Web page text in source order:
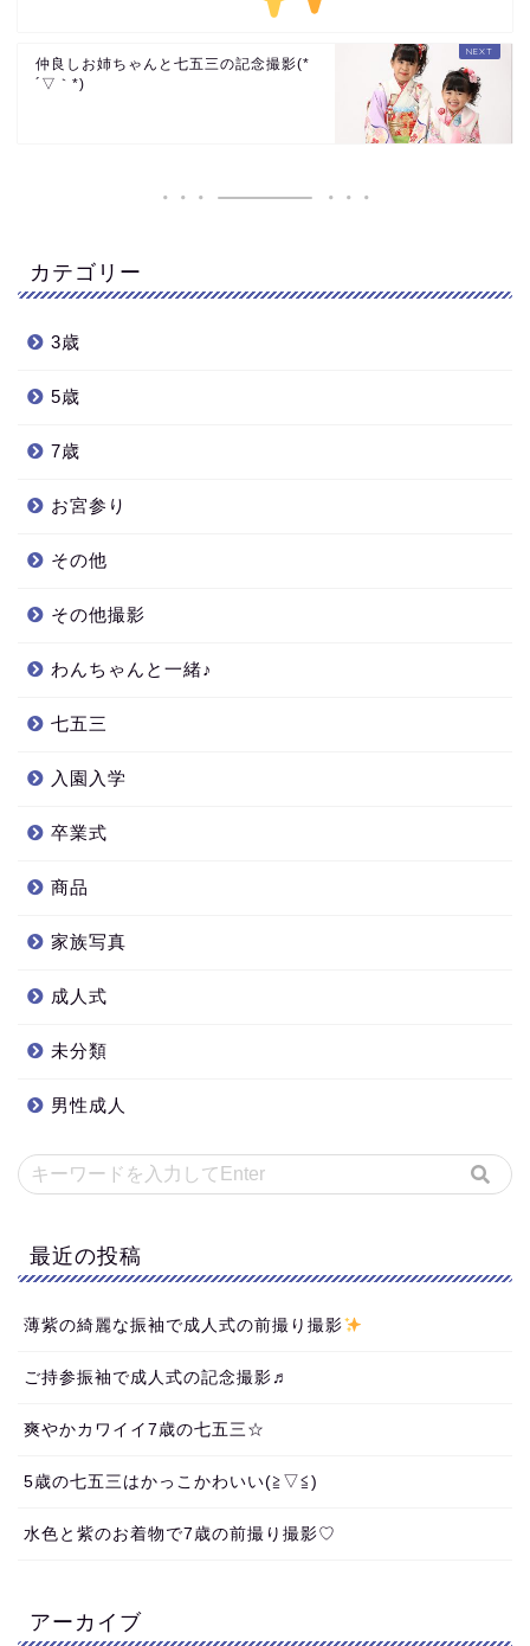
仲良しお姉ちゃんと七五三の記念撮影(*
´▽｀*)
カテゴリー
3歳
5歳
7歳
お宮参り
その他
その他撮影
わんちゃんと一緒♪
七五三
入園入学
卒業式
商品
家族写真
成人式
未分類
男性成人
最近の投稿
薄紫の綺麗な振袖で成人式の前撮り撮影
ご持参振袖で成人式の記念撮影♬
爽やかカワイイ7歳の七五三☆
5歳の七五三はかっこかわいい(≧▽≦)
水色と紫のお着物で7歳の前撮り撮影♡
アーカイブ